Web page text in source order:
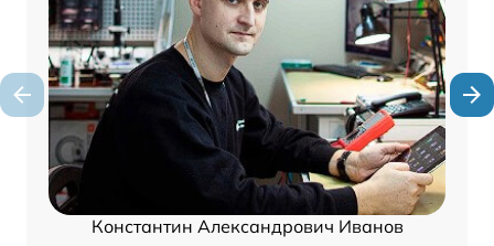
Константин Александрович Иванов